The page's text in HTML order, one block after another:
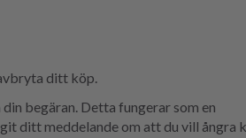
ditt köp.
begäran. Detta fungerar som en
ditt meddelande om att du vill ångra